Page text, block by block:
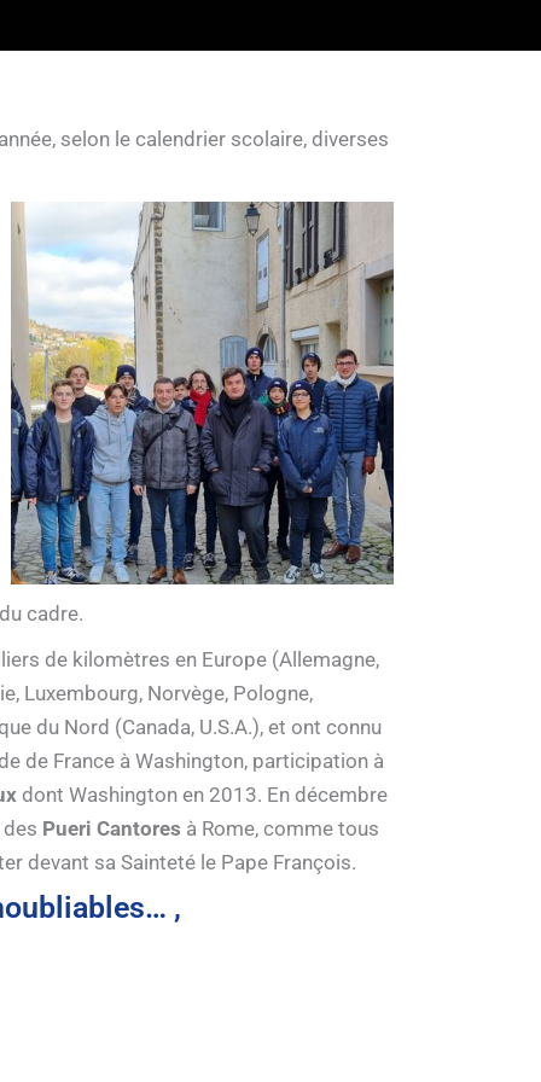
selon le calendrier scolaire, diverses
cadre.
de kilomètres en Europe (Allemagne,
Luxembourg, Norvège, Pologne,
du Nord (Canada, U.S.A.), et ont connu
de France à Washington, participation à
dont Washington en 2013. En décembre
Pueri Cantores à Rome, comme tous
devant sa Sainteté le Pape François.
,